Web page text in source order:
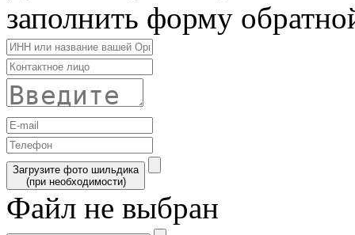
заполнить форму
Загрузите фото шильдика
(при необходимости)
Файл не выбран